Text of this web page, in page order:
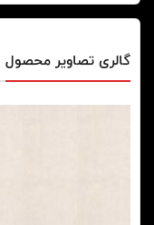
گالری تصاویر محصول